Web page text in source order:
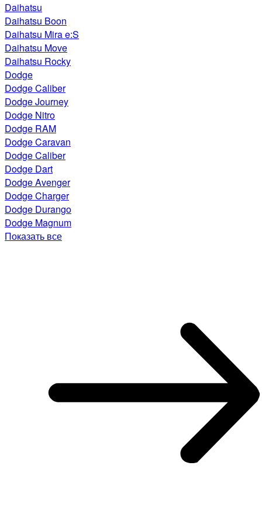
Daihatsu
Daihatsu Boon
Daihatsu Mira e:S
Daihatsu Move
Daihatsu Rocky
Dodge
Dodge Caliber
Dodge Journey
Dodge Nitro
Dodge RAM
Dodge Caravan
Dodge Caliber
Dodge Dart
Dodge Avenger
Dodge Charger
Dodge Durango
Dodge Magnum
Показать все